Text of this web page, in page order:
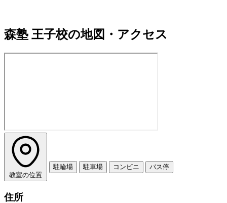
森塾 王子校の地図・アクセス
教室の位置
駐輪場 駐車場 コンビニ バス停
住所